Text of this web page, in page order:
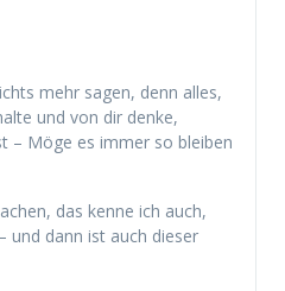
mehr sagen, denn alles,
und von dir denke,
– Möge es immer so bleiben
das kenne ich auch,
und dann ist auch dieser